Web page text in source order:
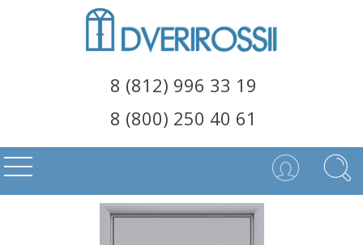
8 (812) 996 33 19
8 (800) 250 40 61